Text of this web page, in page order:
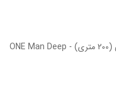
ساعت مچی ورزشی غواصی مردانه سرمه ای (200 متری) - ONE Man Deep